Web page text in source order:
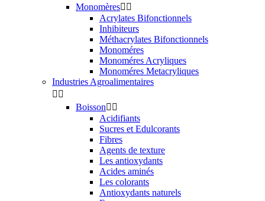
Monomères 
Acrylates Bifonctionnels
Inhibiteurs
Méthacrylates Bifonctionnels
Monoméres
Monoméres Acryliques
Monoméres Metacryliques
Industries Agroalimentaires
 
Boisson 
Acidifiants
Sucres et Edulcorants
Fibres
Agents de texture
Les antioxydants
Acides aminés
Les colorants
Antioxydants naturels